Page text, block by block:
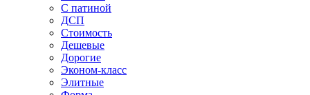
С патиной
ДСП
Стоимость
Дешевые
Дорогие
Эконом-класс
Элитные